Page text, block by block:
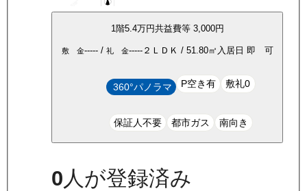
1階5.4万円共益費等 3,000円
敷 金-----/ 礼 金-----２ＬＤＫ / 51.80㎡ 入居日 即 可
360°パノラマ P空き有 敷礼0
保証人不要 都市ガス 南向き
0 人が登録済み